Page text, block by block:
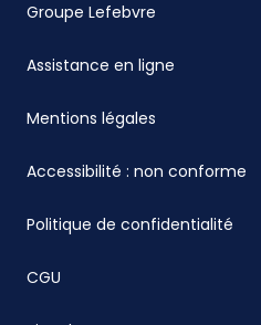
Groupe Lefebvre
Assistance en ligne
Mentions légales
Accessibilité : non conforme
Politique de confidentialité
CGU